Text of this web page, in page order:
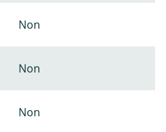
Non
Non
Non